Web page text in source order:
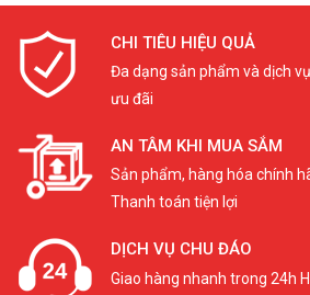
CHI TIÊU HIỆU QUẢ
Đa dạng sản phẩm và dịch
ưu đãi
AN TÂM KHI MUA SẮM
Sản phẩm, hàng hóa chính
Thanh toán tiện lợi
DỊCH VỤ CHU ĐÁO
Giao hàng nhanh trong 24h